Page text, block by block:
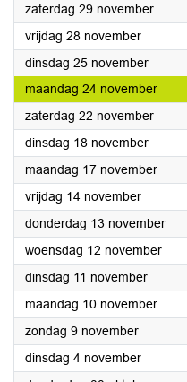
zaterdag 29 november2025
vrijdag 28 november2025
dinsdag 25 november2025
maandag 24 november2025
zaterdag 22 november2025
dinsdag 18 november2025
maandag 17 november2025
vrijdag 14 november2025
donderdag 13 november2025
woensdag 12 november2025
dinsdag 11 november2025
maandag 10 november2025
zondag 9 november2025
dinsdag 4 november2025